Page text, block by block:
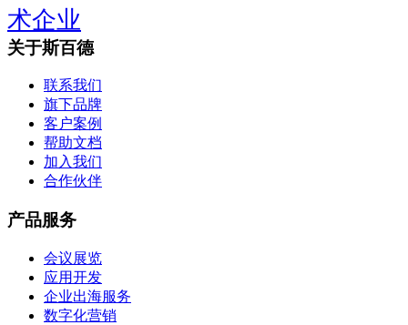
术企业
关于斯百德
联系我们
旗下品牌
客户案例
帮助文档
加入我们
合作伙伴
产品服务
会议展览
应用开发
企业出海服务
数字化营销